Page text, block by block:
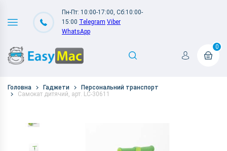
Пн-Пт: 10:00-17:00, Сб:10:00-
15:00 Telegram Viber
WhatsApp
0
Головна Гаджети
Персональний транспорт
Самокат дитячий, арт. LC-30611